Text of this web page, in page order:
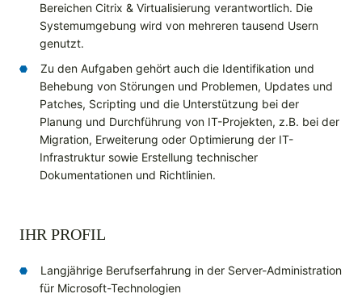
Bereichen Citrix & Virtualisierung verantwortlich. Die
Systemumgebung wird von mehreren tausend Usern
genutzt.
Zu den Aufgaben gehört auch die Identifikation und
Behebung von Störungen und Problemen, Updates und
Patches, Scripting und die Unterstützung bei der
Planung und Durchführung von IT-Projekten, z.B. bei der
Migration, Erweiterung oder Optimierung der IT-
Infrastruktur sowie Erstellung technischer
Dokumentationen und Richtlinien.
IHR PROFIL
Langjährige Berufserfahrung in der Server-Administration
für Microsoft-Technologien